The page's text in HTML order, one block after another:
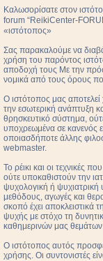
Καλωσορίσατε στον
forum “ReikiCenter-
«ιστότοπος»
Σας παρακαλούμε να
χρήση του παρόντος
αποδοχή τους Με την
νομικά από τους όρους
Ο ιστότοπος μας
την εσωτερική ανάπτυξη
θρησκευτικό σύστημα,
υποχρεωμένα σε κανενός
οποιασδήποτε άλλης
webmaster.
Το ρέικι και οι τεχνικές
ούτε υποκαθιστούν την
ψυχολογική ή ψυχιατρική
μεθόδους, αγωγές και
σκοπό έχει αποκλειστικά
ψυχής με στόχο τη
καθημερινών μας
Ο ιστότοπος αυτός
χρήσης. Οι συντονιστές